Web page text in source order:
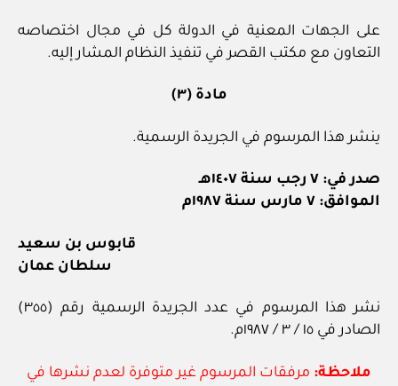
على الجهات المعنية في الدولة كل في مجال اختصاصه
التعاون مع مكتب القصر في تنفيذ النظام المشار إليه.
مادة (٣)
ينشر هذا المرسوم في الجريدة الرسمية.
صدر في: ٧ رجب سنة ١٤٠٧هـ
الموافق: ٧ مارس سنة ١٩٨٧م
قابوس بن سعيد
سلطان عمان
نشر هذا المرسوم في عدد الجريدة الرسمية رقم (٣٥٥)
الصادر في ١٥ / ٣ / ١٩٨٧م.
ملاحظة: مرفقات المرسوم غير متوفرة لعدم نشرها في